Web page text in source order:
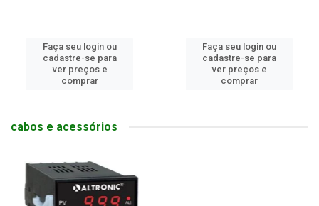
Faça seu login ou
cadastre-se para
ver preços e
comprar
Faça seu login ou
cadastre-se para
ver preços e
comprar
cabos e acessórios